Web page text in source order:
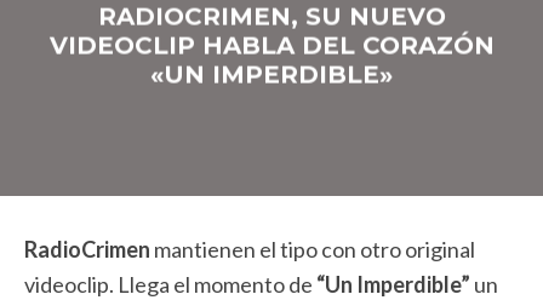
RADIOCRIMEN, SU NUEVO
VIDEOCLIP HABLA DEL CORAZÓN
«UN IMPERDIBLE»
RadioCrimen mantienen el tipo con otro original
videoclip. Llega el momento de “Un Imperdible” un